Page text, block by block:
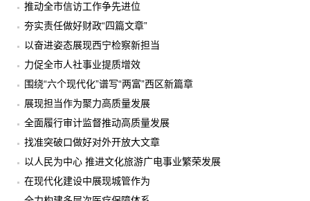
推动全市信访工作争先进位
夯实责任做好财政“四篇文章”
以奋进姿态展现西宁检察新担当
力促全市人社事业提质增效
围绕“六个现代化”谱写“两富”西区新篇章
展现担当作为聚力高质量发展
全面履行审计监督推动高质量发展
找准突破口做好对外开放大文章
以人民为中心 推进文化旅游广电事业繁荣发展
在现代化建设中展现城管作为